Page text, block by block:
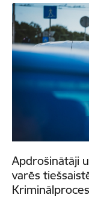
Apdrošinātāji
varēs